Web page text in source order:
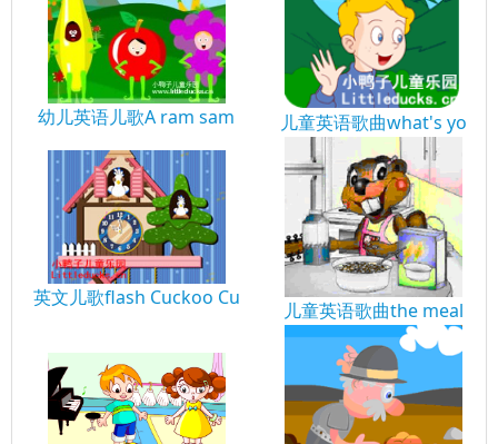
幼儿英语儿歌A ram sam 儿童英语歌曲what's yo
英文儿歌flash Cuckoo Cu
儿童英语歌曲the meal